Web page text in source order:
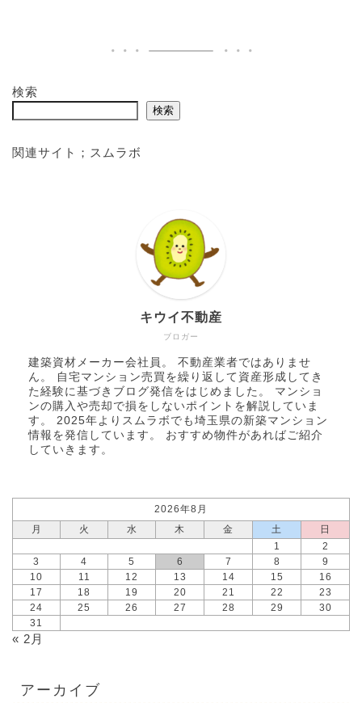
検索
検索
関連サイト； スムラボ
ブロガー
キウイ不動産
建築資材メーカー会社員。 不動産業者ではありませ
ん。 自宅マンション売買を繰り返して資産形成してき
た経験に基づきブログ発信をはじめました。 マンショ
ンの購入や売却で損をしないポイントを解説していま
す。 2025年より スムラボ でも埼玉県の新築マンション
情報を発信しています。 おすすめ物件があればご紹介
していきます。
2026年8月
月
火 水 木 金 土
日
1
2
3
4 5 6 7 8
9
10
11 12 13 14 15
16
17
18 19 20 21 22
23
24
25 26 27 28 29
30
31
« 2月
アーカイブ